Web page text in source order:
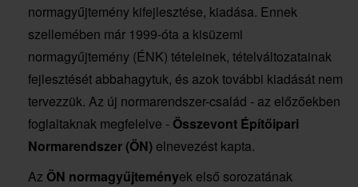
normagyűjtemény kifejlesztése, kiadása. Ennek
szellemében már 1999-óta a kisüzemi
normagyűjtemény (ÉNK) tételeinek, tételváltozatainak
fejlesztését abbahagytuk, és azok további kiadását nem
tervezzük. Az új normarendszer-család - az előzőekben
foglaltaknak megfelelve - Összevont Építőipari
Normarendszer (ÖN) elnevezést kapta.
Az ÖN normagyűjtemények első sorozatának